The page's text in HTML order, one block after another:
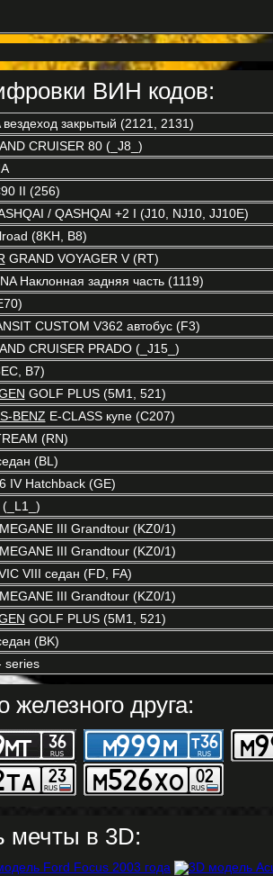
ВИН кодов:
закрытый (2121, 2131)
CRUISER 80 (_J8_)
II (256)
/ QASHQAI +2 I (J10, NJ10, JJ10E)
(8KH, B8)
GRAND VOYAGER V (RT)
Наклонная задняя часть (1119)
CUSTOM V362 автобус (F3)
CRUISER PRADO (_J15_)
B7)
GOLF PLUS (5M1, 521)
BENZ E-CLASS купе (C207)
(RN)
(BL)
IV Hatchback (GE)
III Grandtour (KZ0/1)
III Grandtour (KZ0/1)
VIII седан (FD, FA)
III Grandtour (KZ0/1)
GOLF PLUS (5M1, 521)
(BK)
железного друга:
мечты в 3D: